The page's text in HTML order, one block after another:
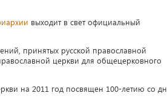
выходит в свет официальный
принятых русской православной
церкви для общецерковного
на 2011 год посвящен 100-летию со